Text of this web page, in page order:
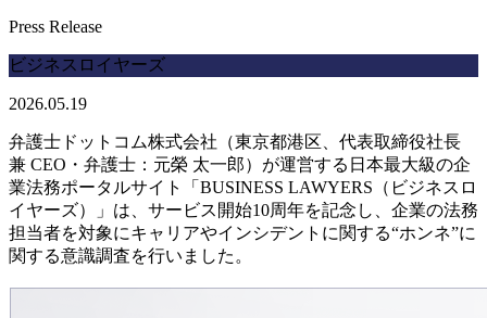
Press Release
ビジネスロイヤーズ
2026.05.19
弁護士ドットコム株式会社（東京都港区、代表取締役社長
兼 CEO・弁護士：元榮 太一郎）が運営する日本最大級の企
業法務ポータルサイト「BUSINESS LAWYERS（ビジネスロ
イヤーズ）」は、サービス開始10周年を記念し、企業の法務
担当者を対象にキャリアやインシデントに関する“ホンネ”に
関する意識調査を行いました。